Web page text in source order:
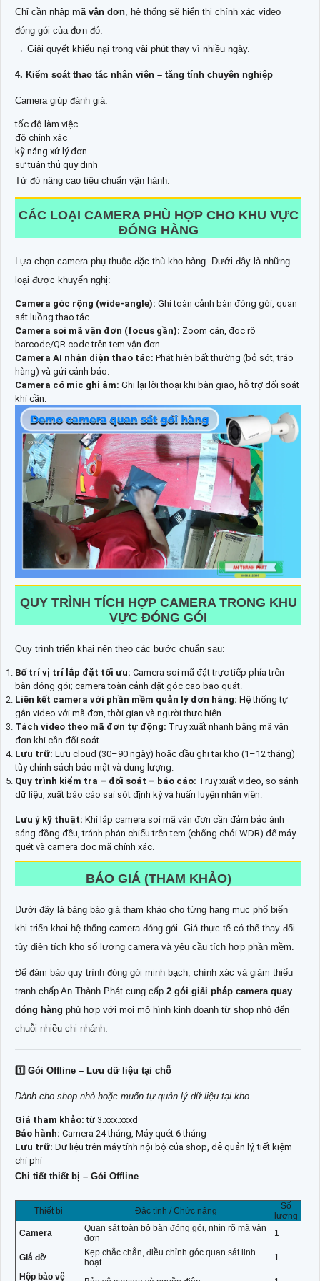
Chỉ cần nhập mã vận đơn , hệ thống sẽ hiển thị chính xác video
đóng gói của đơn đó.
→ Giải quyết khiếu nại trong vài phút thay vì nhiều ngày.
4. Kiểm soát thao tác nhân viên – tăng tính chuyên nghiệp
Camera giúp đánh giá:
tốc độ làm việc
độ chính xác
kỹ năng xử lý đơn
sự tuân thủ quy định
Từ đó nâng cao tiêu chuẩn vận hành.
CÁC LOẠI CAMERA PHÙ HỢP CHO KHU VỰC
ĐÓNG HÀNG
Lựa chọn camera phụ thuộc đặc thù kho hàng. Dưới đây là những
loại được khuyến nghị:
Camera góc rộng (wide-angle): Ghi toàn cảnh bàn đóng gói, quan
sát luồng thao tác.
Camera soi mã vận đơn (focus gần): Zoom cận, đọc rõ
barcode/QR code trên tem vận đơn.
Camera AI nhận diện thao tác: Phát hiện bất thường (bỏ sót, tráo
hàng) và gửi cảnh báo.
Camera có mic ghi âm: Ghi lại lời thoại khi bàn giao, hỗ trợ đối soát
khi cần.
QUY TRÌNH TÍCH HỢP CAMERA TRONG KHU
VỰC ĐÓNG GÓI
Quy trình triển khai nên theo các bước chuẩn sau:
Bố trí vị trí lắp đặt tối ưu: Camera soi mã đặt trực tiếp phía trên
bàn đóng gói; camera toàn cảnh đặt góc cao bao quát.
Liên kết camera với phần mềm quản lý đơn hàng: Hệ thống tự
gắn video với mã đơn, thời gian và người thực hiện.
Tách video theo mã đơn tự động: Truy xuất nhanh bằng mã vận
đơn khi cần đối soát.
Lưu trữ: Lưu cloud (30–90 ngày) hoặc đầu ghi tại kho (1–12 tháng)
tùy chính sách bảo mật và dung lượng.
Quy trình kiểm tra – đối soát – báo cáo: Truy xuất video, so sánh
dữ liệu, xuất báo cáo sai sót định kỳ và huấn luyện nhân viên.
Lưu ý kỹ thuật: Khi lắp camera soi mã vận đơn cần đảm bảo ánh
sáng đồng đều, tránh phản chiếu trên tem (chống chói WDR) để máy
quét và camera đọc mã chính xác.
BÁO GIÁ (THAM KHẢO)
Dưới đây là bảng báo giá tham khảo cho từng hạng mục phổ biến
khi triển khai hệ thống camera đóng gói. Giá thực tế có thể thay đổi
tùy diện tích kho số lượng camera và yêu cầu tích hợp phần mềm.
Để đảm bảo quy trình đóng gói minh bạch, chính xác và giảm thiểu
tranh chấp An Thành Phát cung cấp 2 gói giải pháp camera quay
đóng hàng phù hợp với mọi mô hình kinh doanh từ shop nhỏ đến
chuỗi nhiều chi nhánh.
1️ Gói Offline – Lưu dữ liệu tại chỗ
Dành cho shop nhỏ hoặc muốn tự quản lý dữ liệu tại kho.
Giá tham khảo: từ 3.xxx.xxxđ
Bảo hành: Camera 24 tháng, Máy quét 6 tháng
Lưu trữ: Dữ liệu trên máy tính nội bộ của shop, dễ quản lý, tiết kiệm
chi phí
Chi tiết thiết bị – Gói Offline
Thiết bị Đặc tính / Chức năng
Số
lượng
Camera
Quan sát toàn bộ bàn đóng gói, nhìn rõ mã vận
đơn
1
Giá đỡ
Kẹp chắc chắn, điều chỉnh góc quan sát linh
hoạt
1
Hộp bảo vệ